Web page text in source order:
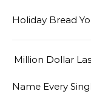
Holiday Bread
Million Dollar
Name Every